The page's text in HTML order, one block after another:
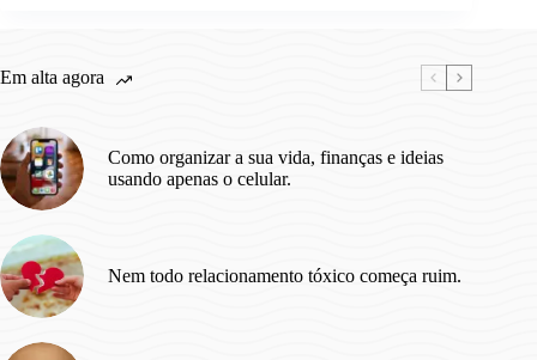
Em alta agora
Como organizar a sua vida, finanças e ideias
usando apenas o celular.
Nem todo relacionamento tóxico começa ruim.